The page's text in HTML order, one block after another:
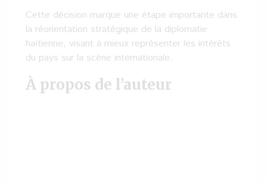
Cette décision marque une étape importante dans
la réorientation stratégique de la diplomatie
haïtienne, visant à mieux représenter les intérêts
du pays sur la scène internationale.
À propos de l’auteur